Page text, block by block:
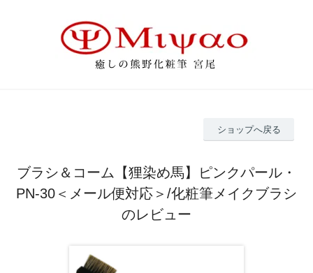
ショップへ戻る
ブラシ＆コーム【狸染め馬】ピンクパール・
PN-30＜メール便対応＞/化粧筆メイクブラシ
のレビュー